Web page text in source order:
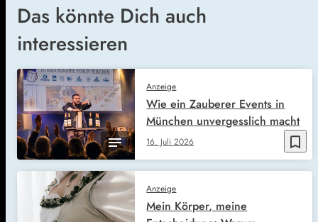
Das könnte Dich auch
interessieren
bookmark_border
Anzeige
16. Juli 2026
Wie ein Zauberer Events in
München unvergesslich macht
Anzeige
Mein Körper, meine